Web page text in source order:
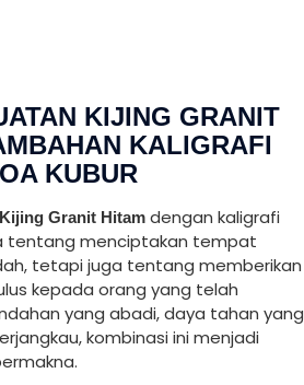
KIJING GRANIT
KALIGRAFI
KUBUR
Kijing Granit Hitam dengan kaligrafi
tentang menciptakan tempat
tetapi juga tentang memberikan
kepada orang yang telah
yang abadi, daya tahan yang
kombinasi ini menjadi